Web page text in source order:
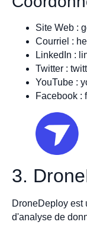
Site Web :
Courriel :
LinkedIn :
Twitter :
YouTube :
Facebook :
3.
DroneDeploy est
d'analyse de